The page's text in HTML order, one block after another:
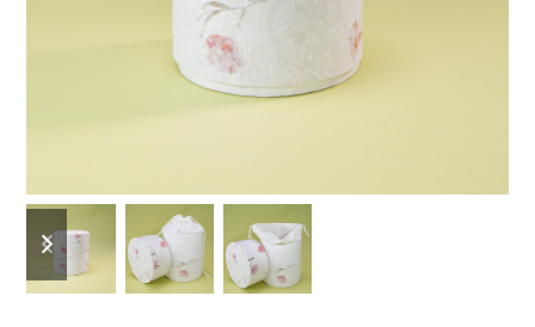
previous
slide
next
slide